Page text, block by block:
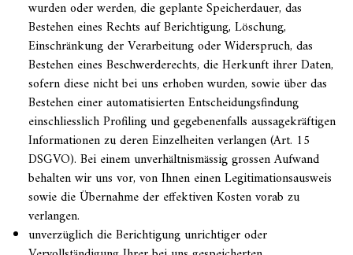
wurden oder werden, die geplante Speicherdauer, das
Bestehen eines Rechts auf Berichtigung, Löschung,
Einschränkung der Verarbeitung oder Widerspruch, das
Bestehen eines Beschwerderechts, die Herkunft ihrer Daten,
sofern diese nicht bei uns erhoben wurden, sowie über das
Bestehen einer automatisierten Entscheidungsfindung
einschliesslich Profiling und gegebenenfalls aussagekräftigen
Informationen zu deren Einzelheiten verlangen (Art. 15
DSGVO). Bei einem unverhältnismässig grossen Aufwand
behalten wir uns vor, von Ihnen einen Legitimationsausweis
sowie die Übernahme der effektiven Kosten vorab zu
verlangen.
unverzüglich die Berichtigung unrichtiger oder